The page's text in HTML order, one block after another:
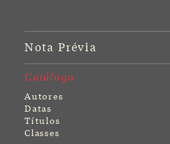
Nota Prévia
Catálogo
Autores
Datas
Títulos
Classes